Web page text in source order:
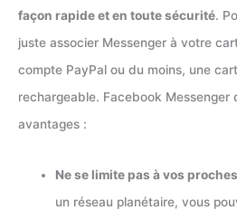
façon rapide et en toute sécurité.
juste associer Messenger à votre
compte PayPal ou du moins, une
rechargeable. Facebook Messenger
avantages :
Ne se limite pas à vos
un réseau planétaire, vous